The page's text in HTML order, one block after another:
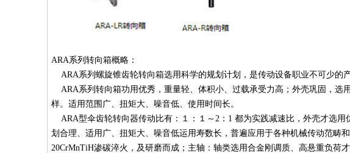
ARA系列转向箱概略：
ARA系列螺旋锥齿轮转向箱选用科学的规划计划，是传动设备职业不可少的产
ARA系列转向箱功用优秀，重量轻、体积小、过载承受力高；外壳巩固，选
样。适用范围广、扭矩大、噪音低、使用时间长。
ARA型伞齿轮转向器传动比有：１：１～2：1 都为实践减速比，外壳才选
划合理、适用广、扭矩大、噪音低运用寿数长，普遍应用于各种机械传动范畴
20CrMnTiH渗碳淬火，及研磨而成；主轴：轴类选用合金刚调质、高悬重负